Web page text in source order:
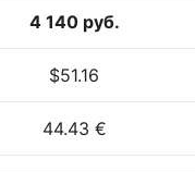
4 140 руб.
$51.16
44.43 €